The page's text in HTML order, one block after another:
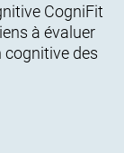
CogniFit
à évaluer
des